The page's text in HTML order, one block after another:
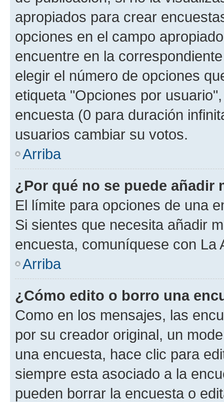
apropiados para crear
opciones en el campo
encuentre en la
elegir el número de opciones
etiqueta "Opciones por
encuesta (0 para duración
usuarios cambiar su votos.
Arriba
¿Por qué no se puede añadir
El límite para opciones de una
Si sientes que necesita añadir
encuesta, comuníquese con La
Arriba
¿Cómo edito o borro una
Como en los mensajes, las
por su creador original, un
una encuesta, hace clic para
siempre esta asociado a la
pueden borrar la encuesta o